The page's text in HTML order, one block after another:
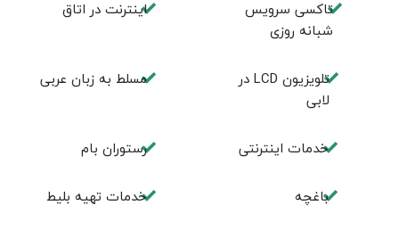
تاکسی سرویس
شبانه روزی
اينترنت در اتاق
تلويزيون LCD در
لابی
مسلط به زبان عربی
خدمات اینترنتی رستوران بام
باغچه خدمات تهيه بليط